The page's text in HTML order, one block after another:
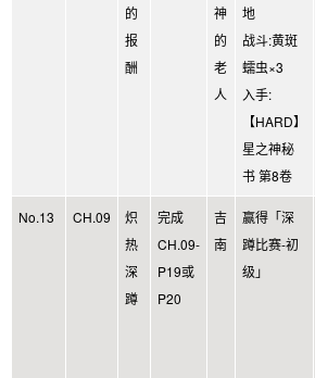
的
报
酬
神
的
老
人
地
战斗:黄斑
蠕虫×3
入手:
【HARD】
星之神秘
书 第8卷
No.13 CH.09
炽
热
深
蹲
完成
CH.09-
P19或
P20
吉
南
赢得「深
蹲比赛-初
级」